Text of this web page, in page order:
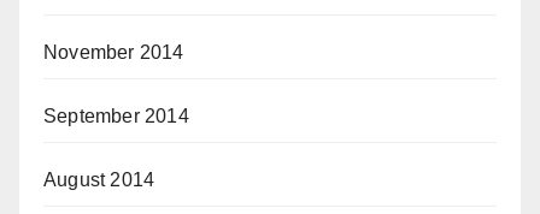
November 2014
September 2014
August 2014